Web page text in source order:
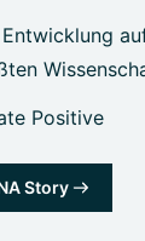
Positive
Story